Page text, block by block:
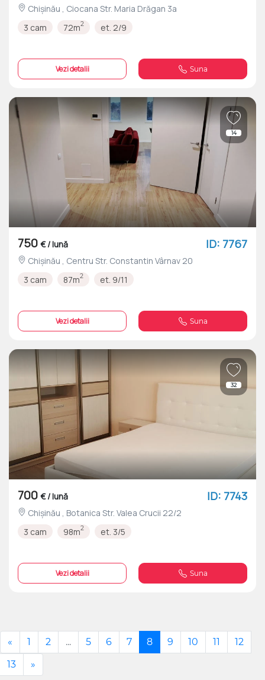
Chișinău , Ciocana Str. Maria Drăgan 3a
3 cam
72m2 et. 2/9
Vezi detalii Suna
14
750 € / lună ID: 7767
Chișinău , Centru Str. Constantin Vârnav 20
3 cam
87m2 et. 9/11
Vezi detalii Suna
32
700 € / lună ID: 7743
Chișinău , Botanica Str. Valea Crucii 22/2
3 cam
98m2 et. 3/5
Vezi detalii Suna
« 1 2 ... 5 6 7 8 9 10 11
12
13
»